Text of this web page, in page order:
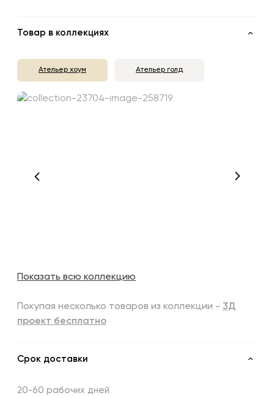
Товар в коллекциях
Ательер хоум Ательер голд
Показать всю коллекцию
Покупая несколько товаров из коллекции - 3Д
проект бесплатно
Срок доставки
20-60 рабочих дней